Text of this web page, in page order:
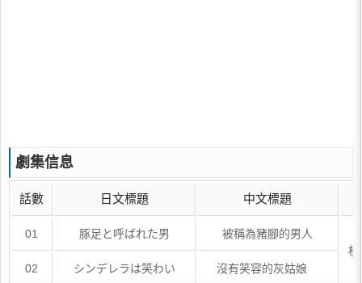
劇集信息
話數 日文標題 中文標題
01 豚足と呼ばれた男
被稱為豬腳的男人
橫
02
シンデレラは笑わい 沒有笑容的灰姑娘